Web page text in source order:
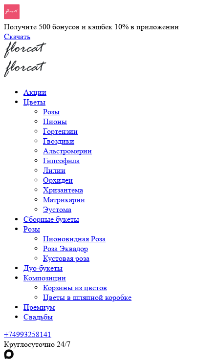
Получите 500 бонусов и кэшбек 10% в приложении
Скачать
Акции
Цветы
Розы
Пионы
Гортензии
Гвоздики
Альстромерии
Гипсофила
Лилии
Орхидеи
Хризантема
Матрикарии
Эустома
Сборные букеты
Розы
Пионовидная Роза
Роза Эквадор
Кустовая роза
Дуо-букеты
Композиции
Корзины из цветов
Цветы в шляпной коробке
Премиум
Свадьбы
+74993258141
Круглосуточно 24/7